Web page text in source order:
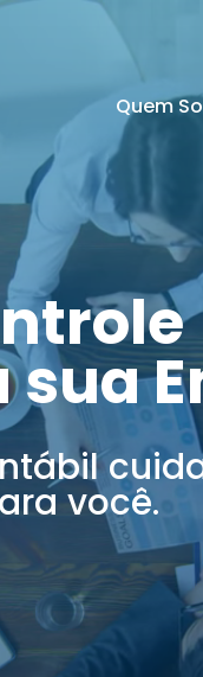
Quem
sua
você.